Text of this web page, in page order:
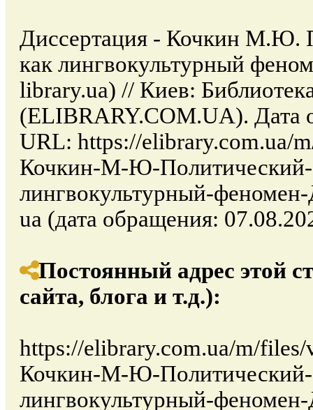
Диссертация - Кочкин М.Ю.
как лингвокультурный
library.ua) // Киев:
(ELIBRARY.COM.UA). Дата
URL: https://elibrary.com.ua/
Кочкин-М-Ю-Политический-
лингвокультурный-
ua (дата обращения:
Постоянный адрес этой
сайта, блога и т.д.):
https://elibrary.com.ua/m/
Кочкин-М-Ю-Политический-
лингвокультурный-